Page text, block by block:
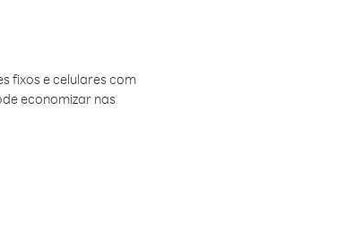
fixos e celulares com
economizar nas